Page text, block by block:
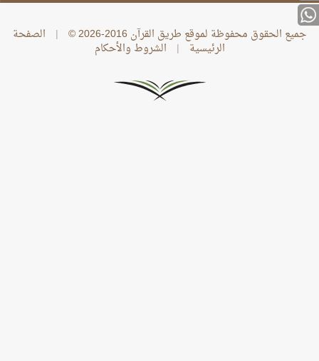
جميع الحقوق محفوظة لموقع طريق القرآن 2016-2026 © | الصفحة
الرئيسية | الشروط والأحكام